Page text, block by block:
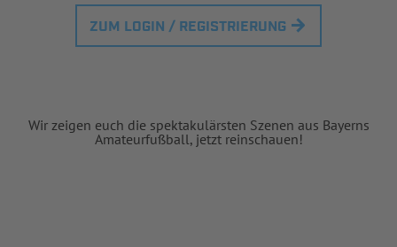
ZUM LOGIN / REGISTRIERUNG
Wir zeigen euch die spektakulärsten Szenen aus Bayerns
Amateurfußball, jetzt reinschauen!